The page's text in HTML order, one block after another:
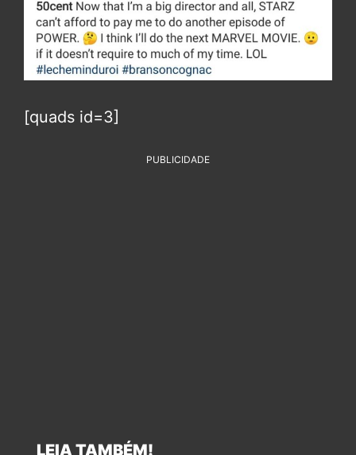
[quads id=3]
PUBLICIDADE
LEIA TAMBÉM!